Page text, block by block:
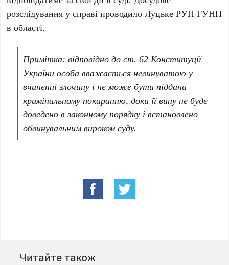
розслідування у справі проводило Луцьке РУП ГУНП
в області.
Примітка: відповідно до ст. 62 Конституції
України особа вважається невинуватою у
вчиненні злочину і не може бути піддана
кримінальному покаранню, доки її вину не буде
доведено в законному порядку і встановлено
обвинувальним вироком суду.
Читайте також